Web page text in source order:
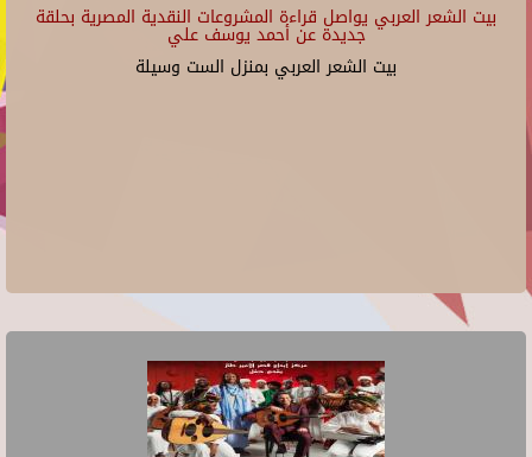
بيت الشعر العربي يواصل قراءة المشروعات النقدية المصرية بحلقة
جديدة عن أحمد يوسف علي
بيت الشعر العربي بمنزل الست وسيلة